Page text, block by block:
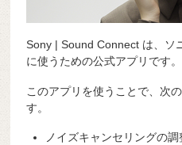
Sony | Sound Connect は、ソ
に使うための公式アプリです。
このアプリを使うことで、次
す。
ノイズキャンセリングの調